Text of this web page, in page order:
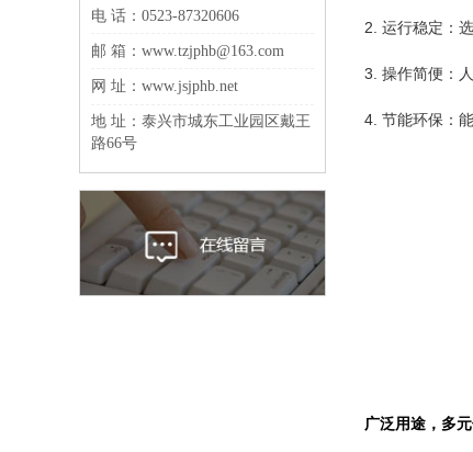
电 话：0523-87320606
邮 箱：www.tzjphb@163.com
网 址：www.jsjphb.net
地 址：泰兴市城东工业园区戴王
路66号
2. 运行稳定：
3. 操作简便：
4. 节能环保：
广泛用途， 多